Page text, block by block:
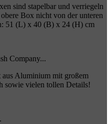
sind stapelbar und verriegeln
Box nicht von der unteren
51 (L) x 40 (B) x 24 (H) cm
Company...
Aluminium mit großem
sowie vielen tollen Details!